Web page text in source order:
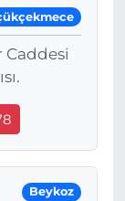
Caddesi
Beykoz